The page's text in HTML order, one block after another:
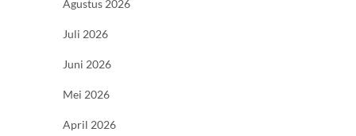
Agustus 2026
Juli 2026
Juni 2026
Mei 2026
April 2026